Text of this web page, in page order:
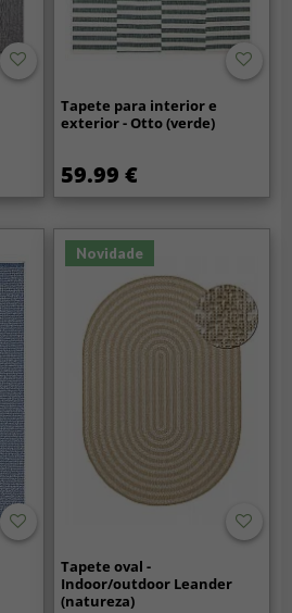
Tapete para interior e
exterior - Otto (verde)
59.99 €
Novidade
Tapete oval -
Indoor/outdoor Leander
(natureza)